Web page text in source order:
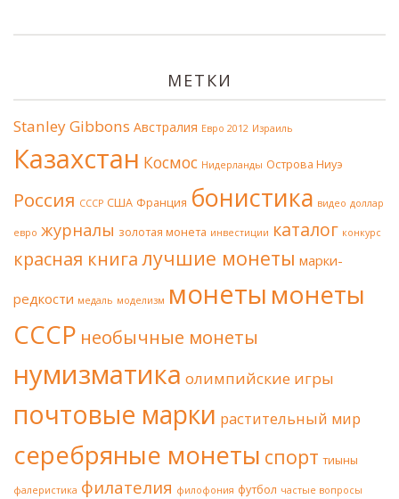
МЕТКИ
Stanley Gibbons Австралия Евро 2012 Израиль
Казахстан Космос Нидерланды Острова Ниуэ
Россия СССР США Франция бонистика видео доллар
евро журналы золотая монета инвестиции каталог конкурс
красная книгалучшие монеты марки-
редкости медаль моделизм монеты монеты
СССР необычные монеты
нумизматика олимпийские игры
почтовые марки растительный мир
серебряные монеты спорт тиыны
фалеристика филателия филофония футбол частые вопросы